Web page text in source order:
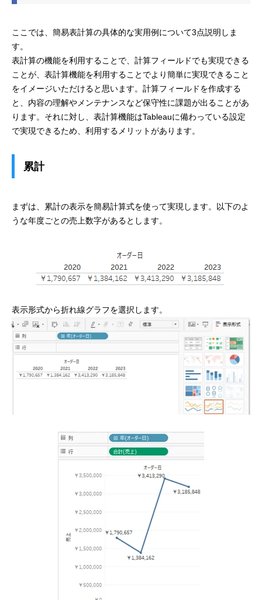
ここでは、簡易表計算の具体的な実用例について3点説明しま
す。
表計算の機能を利用することで、計算フィールドでも実現できる
ことが、表計算機能を利用することでより簡単に実現できること
をイメージいただけると思います。計算フィールドを作成する
と、内容の理解やメンテナンスなど保守性に課題が出ることがあ
ります。それに対し、表計算機能はTableauに備わっている設定
で実現できるため、利用するメリットがあります。
累計
まずは、累計の表示を簡易計算式を使って実現します。以下のよ
うな年度ごとの売上数字があるとします。
表示形式から折れ線グラフを選択します。